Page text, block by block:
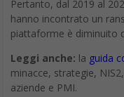
Pertanto, dal 2019 al
hanno incontrato un
piattaforme è diminuito
Leggi anche: la guida
minacce, strategie,
aziende e PMI.